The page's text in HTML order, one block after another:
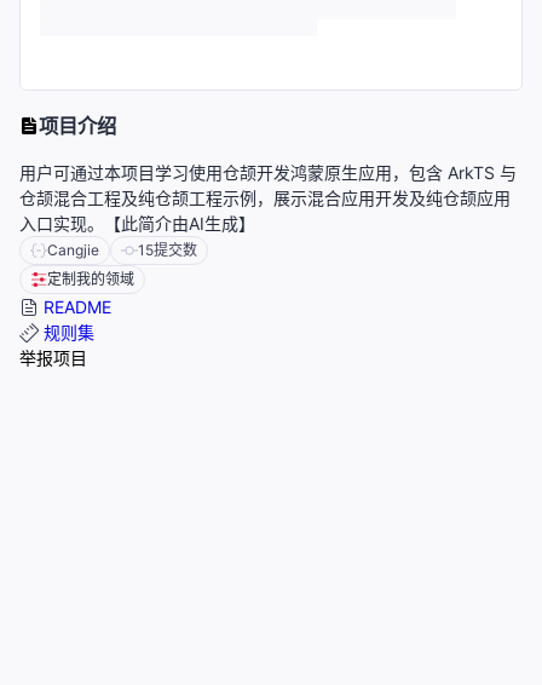
项目介绍
用户可通过本项目学习使用仓颉开发鸿蒙原生应用，包含 ArkTS 与
仓颉混合工程及纯仓颉工程示例，展示混合应用开发及纯仓颉应用
入口实现。【此简介由AI生成】
Cangjie 15提交数
定制我的领域
README
规则集
举报项目